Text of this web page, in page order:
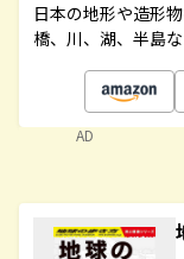
日本の地形や造形
橋、川、湖、半島
AD